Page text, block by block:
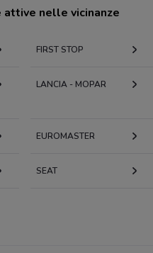
nelle vicinanze
FIRST STOP
LANCIA - MOPAR
EUROMASTER
SEAT